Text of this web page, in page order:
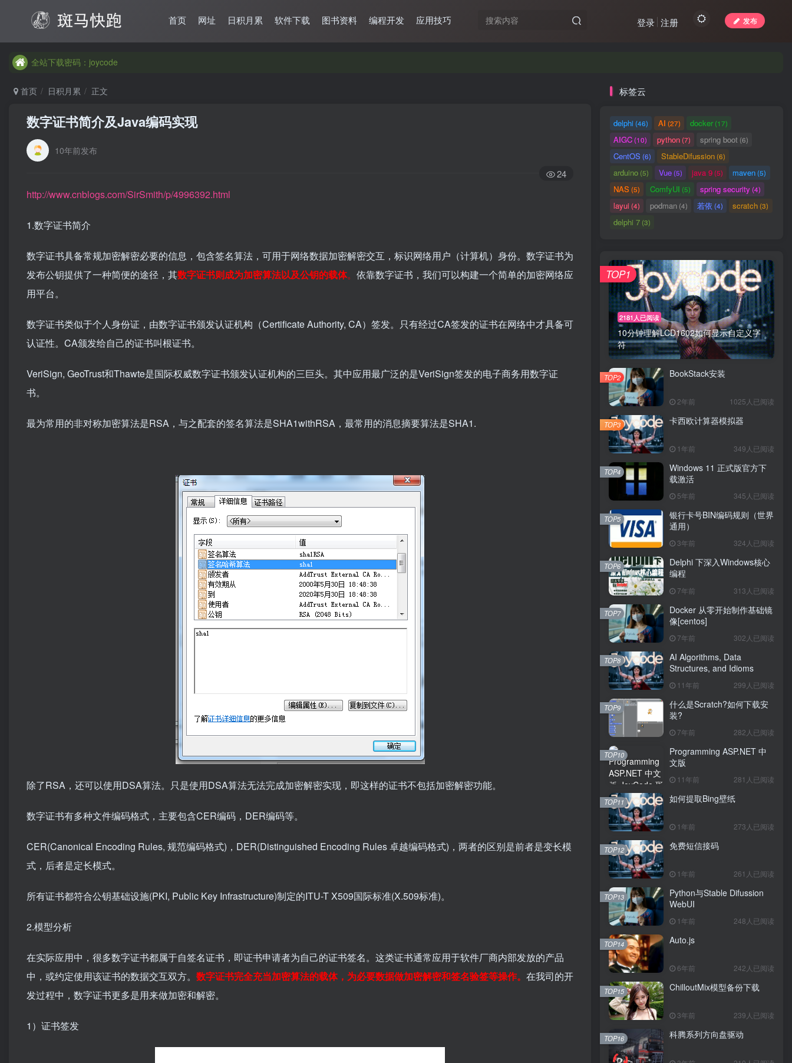
首页 网址 日积月累 软件下载 图书资料 编程开发 应用技巧 发布
登录 注册
全站下载密码：joycode
全站下载密码：joycode
首页 日积月累 正文
数字证书简介及Java编码实现
10年前发布
24
http://www.cnblogs.com/SirSmith/p/4996392.html
1.数字证书简介
数字证书具备常规加密解密必要的信息，包含签名算法，可用于网络数据加密解密交互，标识网络用户（计算机）身份。数字证书为
发布公钥提供了一种简便的途径，其数字证书则成为加密算法以及公钥的载体。 依靠数字证书，我们可以构建一个简单的加密网络应
用平台。
数字证书类似于个人身份证，由数字证书颁发认证机构（Certificate Authority, CA）签发。只有经过CA签发的证书在网络中才具备可
认证性。CA颁发给自己的证书叫根证书。
VeriSign, GeoTrust和Thawte是国际权威数字证书颁发认证机构的三巨头。其中应用最广泛的是VeriSign签发的电子商务用数字证
书。
最为常用的非对称加密算法是RSA，与之配套的签名算法是SHA1withRSA，最常用的消息摘要算法是SHA1.
除了RSA，还可以使用DSA算法。只是使用DSA算法无法完成加密解密实现，即这样的证书不包括加密解密功能。
数字证书有多种文件编码格式，主要包含CER编码，DER编码等。
CER(Canonical Encoding Rules, 规范编码格式)，DER(Distinguished Encoding Rules 卓越编码格式)，两者的区别是前者是变长模
式，后者是定长模式。
所有证书都符合公钥基础设施(PKI, Public Key Infrastructure)制定的ITU-T X509国际标准(X.509标准)。
2.模型分析
在实际应用中，很多数字证书都属于自签名证书，即证书申请者为自己的证书签名。这类证书通常应用于软件厂商内部发放的产品
中，或约定使用该证书的数据交互双方。 数字证书完全充当加密算法的载体，为必要数据做加密解密和签名验签等操作。 在我司的开
发过程中，数字证书更多是用来做加密和解密。
1）证书签发
标签云
delphi(46) AI (27) docker(17)
AIGC(10) python(7) spring boot(6)
CentOS (6) StableDifussion(6)
arduino (5) Vue(5) java 9(5) maven(5)
NAS (5) ComfyUI (5) spring security (4)
layui(4) podman(4) 若依 (4) scratch(3)
delphi 7 (3)
2181人已阅读
10分钟理解LCD1602如何显示自定义字
符
TOP1
BookStack安装
2年前 1025人已阅读
TOP2
卡西欧计算器模拟器
1年前 349人已阅读
TOP3
Windows 11 正式版官方下
载激活
5年前 345人已阅读
TOP4
银行卡号BIN编码规则（世界
通用）
3年前 324人已阅读
TOP5
Delphi 下深入Windows核心
编程
7年前 313人已阅读
TOP6
Docker 从零开始制作基础镜
像[centos]
7年前 302人已阅读
TOP7
AI Algorithms, Data
Structures, and Idioms
11年前 299人已阅读
TOP8
什么是Scratch?如何下载安
装?
7年前 282人已阅读
TOP9
Programming ASP.NET 中
文版
11年前 281人已阅读
TOP10
如何提取Bing壁纸
1年前 273人已阅读
TOP11
免费短信接码
1年前 261人已阅读
TOP12
Python与Stable Difussion
WebUI
1年前 248人已阅读
TOP13
Auto.js
6年前 242人已阅读
TOP14
ChilloutMix模型备份下载
3年前 239人已阅读
TOP15
科腾系列方向盘驱动
TOP16